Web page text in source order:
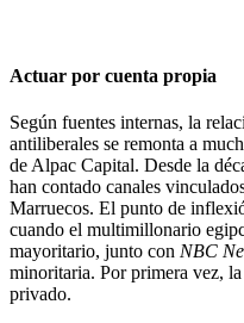
Actuar por cuenta propia
Según fuentes internas, la
antiliberales se remonta a
de Alpac Capital. Desde la
han contado canales
Marruecos. El punto de
cuando el multimillonario
mayoritario, junto con NBC
minoritaria. Por primera vez,
privado.